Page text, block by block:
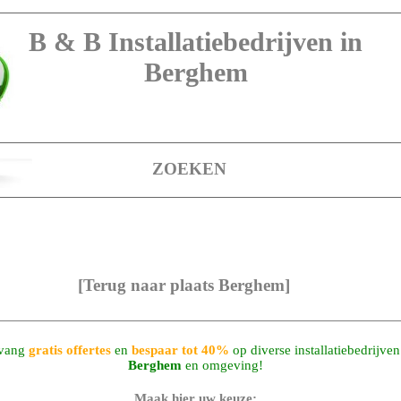
ZOEKEN
B & B Installatiebedrijven in
Berghem
[Terug naar plaats Berghem]
gratis offertes enbespaar tot 40% op diverse
Berghem en omgeving!